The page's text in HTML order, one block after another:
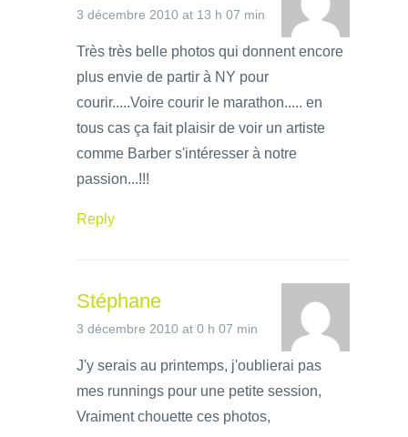
3 décembre 2010 at 13 h 07 min
Très très belle photos qui donnent encore
plus envie de partir à NY pour
courir.....Voire courir le marathon..... en
tous cas ça fait plaisir de voir un artiste
comme Barber s'intéresser à notre
passion...!!!
Reply
Stéphane
3 décembre 2010 at 0 h 07 min
J'y serais au printemps, j'oublierai pas
mes runnings pour une petite session,
Vraiment chouette ces photos,